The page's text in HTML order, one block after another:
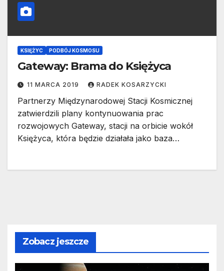
KSIĘŻYC PODBÓJ KOSMOSU
Gateway: Brama do Księżyca
11 MARCA 2019 RADEK KOSARZYCKI
Partnerzy Międzynarodowej Stacji Kosmicznej
zatwierdzili plany kontynuowania prac
rozwojowych Gateway, stacji na orbicie wokół
Księżyca, która będzie działała jako baza…
Zobacz jeszcze